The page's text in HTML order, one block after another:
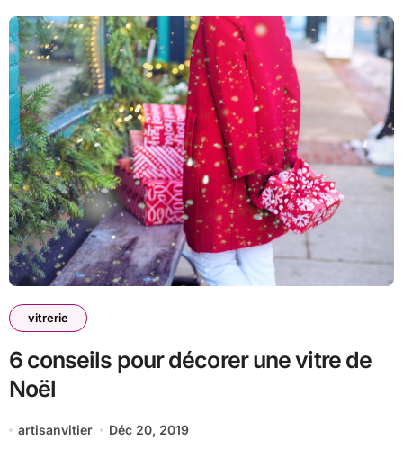
vitrerie
6 conseils pour décorer une vitre de
Noël
artisanvitier Déc 20, 2019